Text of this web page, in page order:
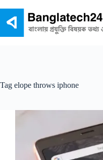
content
Tag elope throws iphone